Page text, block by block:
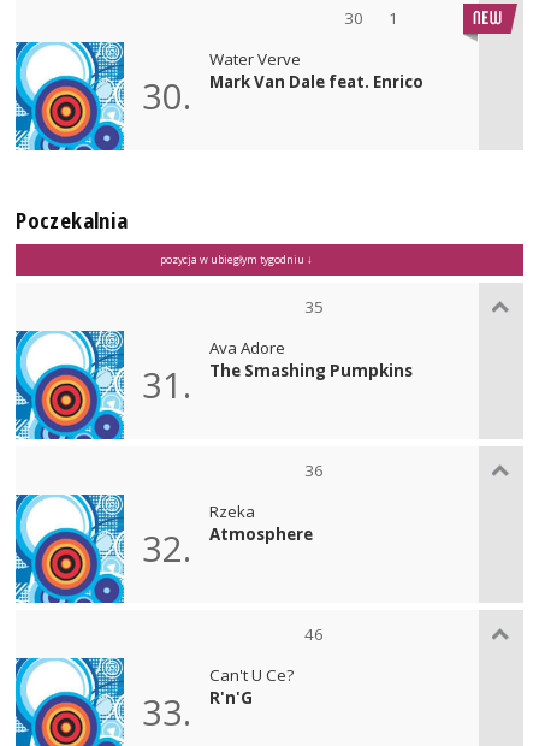
30 1
30.
Water Verve
Mark Van Dale feat. Enrico
Poczekalnia
pozycja w ubiegłym tygodniu ↓
35
31.
Ava Adore
The Smashing Pumpkins
36
32.
Rzeka
Atmosphere
46
33.
Can't U Ce?
R'n'G